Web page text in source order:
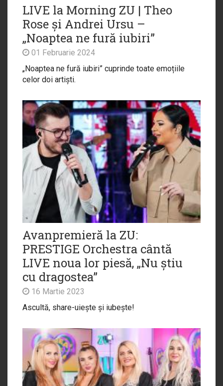
LIVE la Morning ZU | Theo
Rose și Andrei Ursu –
„Noaptea ne fură iubiri”
01 Februarie 2024
„Noaptea ne fură iubiri” cuprinde toate emoțiile
celor doi artiști.
Avanpremieră la ZU:
PRESTIGE Orchestra cântă
LIVE noua lor piesă, „Nu știu
cu dragostea”
16 Martie 2023
Ascultă, share-uiește și iubește!